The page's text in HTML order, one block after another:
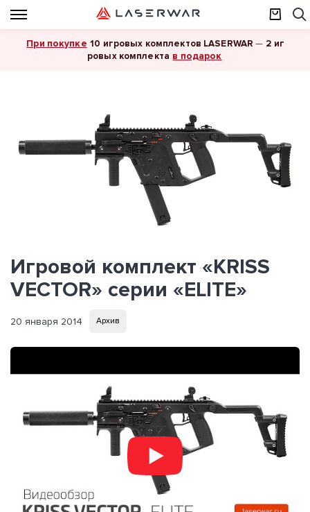
При покупке 10 игровых комплектов LASERWAR — 2 иг
ровых комплекта в подарок
Игровой комплект «KRISS
VECTOR» серии «ELITE»
20 января 2014 Архив